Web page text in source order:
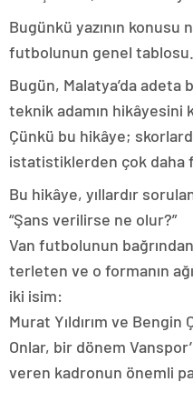
Bugünkü yazının konusu
futbolunun genel tablosu…
Bugün, Malatya’da adeta
teknik adamın hikâyesini
Çünkü bu hikâye;
istatistiklerden çok daha
Bu hikâye, yıllardır
“Şans verilirse ne olur?”
Van futbolunun
terleten ve o formanın
iki isim:
Murat Yıldırım ve Bengin
Onlar, bir dönem
veren kadronun önemli